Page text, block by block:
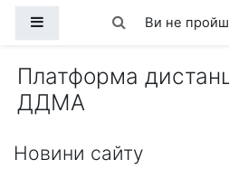
Бокова панельПереключити
Ви не
Платформа
ДДМА
Новини сайту